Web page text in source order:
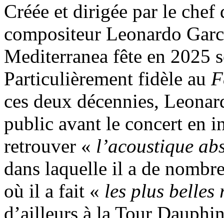
Créée et dirigée par le chef
compositeur Leonardo
Mediterranea fête en 2025
Particulièrement fidèle au
ces deux décennies,
public avant le concert en
retrouver « l’acoustique
dans laquelle il a de
où il a fait « les plus belles
d’ailleurs à la Tour